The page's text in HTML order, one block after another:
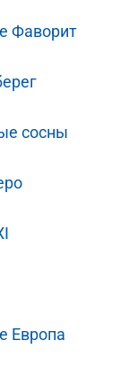
Фаворит
сосны
Европа